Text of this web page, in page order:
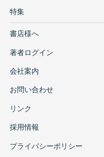
特集
書店様へ
著者ログイン
会社案内
お問い合わせ
リンク
採用情報
プライバシーポリシー